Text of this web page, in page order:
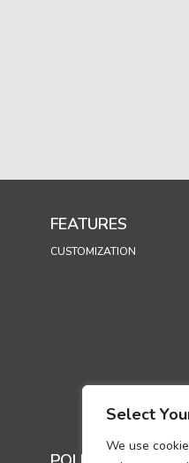
Select
We use
FEATURES
CUSTOMIZATION